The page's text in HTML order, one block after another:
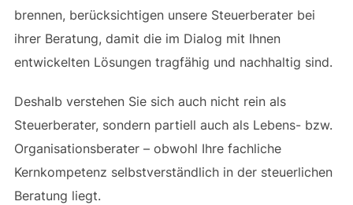
brennen, berücksichtigen unsere Steuerberater bei
ihrer Beratung, damit die im Dialog mit Ihnen
entwickelten Lösungen tragfähig und nachhaltig sind.
Deshalb verstehen Sie sich auch nicht rein als
Steuerberater, sondern partiell auch als Lebens- bzw.
Organisationsberater – obwohl Ihre fachliche
Kernkompetenz selbstverständlich in der steuerlichen
Beratung liegt.